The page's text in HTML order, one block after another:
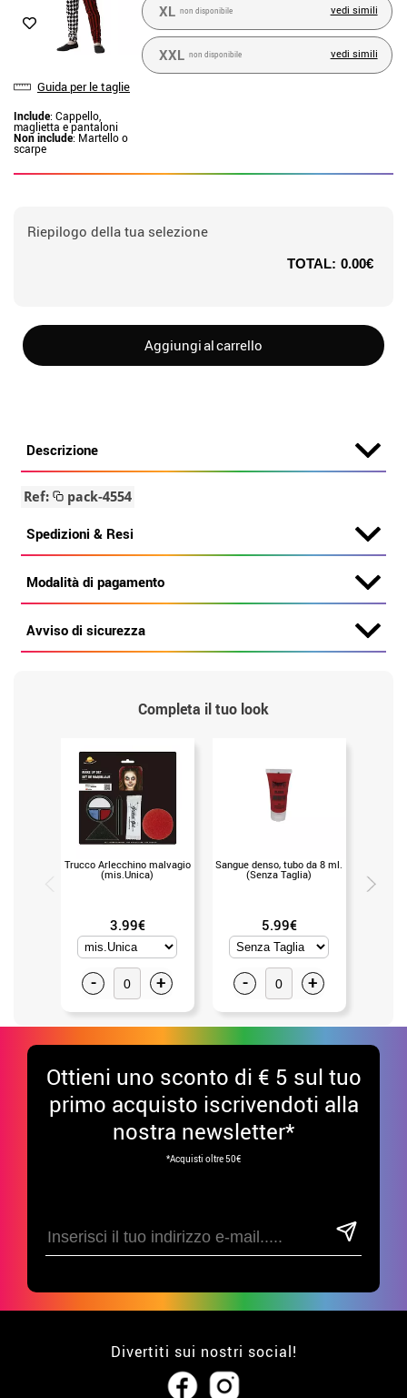
Guida per le taglie
Include: Cappello,
maglietta e pantaloni
Non include: Martello o
scarpe
XL non disponibile vedi simili
XXL non disponibile vedi simili
Riepilogo della tua selezione
TOTAL: 0.00€
Aggiungi al carrello
Descrizione
Ref: pack-4554
Spedizioni & Resi
Modalità di pagamento
Avviso di sicurezza
Completa il tuo look
Trucco Arlecchino malvagio
(mis.Unica)
3.99€
- +
Sangue denso, tubo da 8 ml.
(Senza Taglia)
5.99€
- +
Ottieni uno sconto di € 5 sul tuo
primo acquisto iscrivendoti alla
nostra newsletter*
*Acquisti oltre 50€
Divertiti sui nostri social!